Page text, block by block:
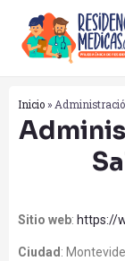
contenido
Inicio »
Sitio web: https://
Ciudad :